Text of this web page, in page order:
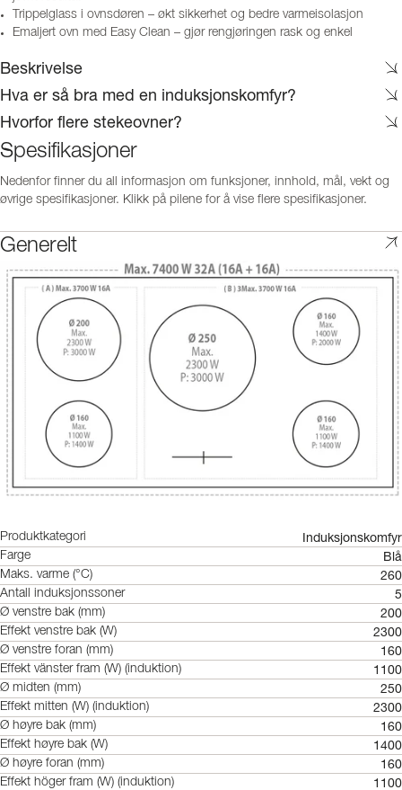
Trippelglass i ovnsdøren – økt sikkerhet og bedre varmeisolasjon
Emaljert ovn med Easy Clean – gjør rengjøringen rask og enkel
Beskrivelse
Hva er så bra med en induksjonskomfyr?
Hvorfor flere stekeovner?
Spesifikasjoner
Nedenfor finner du all informasjon om funksjoner, innhold, mål, vekt og
øvrige spesifikasjoner. Klikk på pilene for å vise flere spesifikasjoner.
Generelt
Produktkategori Induksjonskomfyr
Farge Blå
Maks. varme (°C) 260
Antall induksjonssoner 5
Ø venstre bak (mm) 200
Effekt venstre bak (W) 2300
Ø venstre foran (mm) 160
Effekt vänster fram (W) (induktion) 1100
Ø midten (mm) 250
Effekt mitten (W) (induktion) 2300
Ø høyre bak (mm) 160
Effekt høyre bak (W) 1400
Ø høyre foran (mm) 160
Effekt höger fram (W) (induktion) 1100